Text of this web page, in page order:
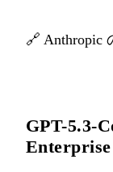
🔗 Anthropic
GPT-5.3-